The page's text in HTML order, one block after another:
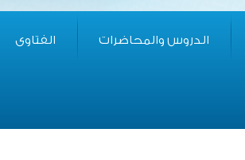
الدروس والمحاضرات الفتاوى